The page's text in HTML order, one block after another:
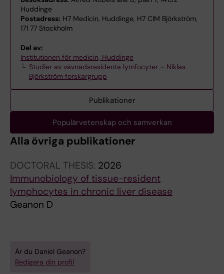
Huddinge
Postadress: H7 Medicin, Huddinge, H7 CIM Björkström,
171 77 Stockholm
Del av:
Institutionen för medicin, Huddinge
Studier av vävnadsresidenta lymfocyter – Niklas
Björkström forskargrupp
Publikationer
Populärvetenskap och samverkan
Alla övriga publikationer
DOCTORAL THESIS: 2026
Immunobiology of tissue-resident
lymphocytes in chronic liver disease
Geanon D
Är du Daniel Geanon?
Redigera din profil